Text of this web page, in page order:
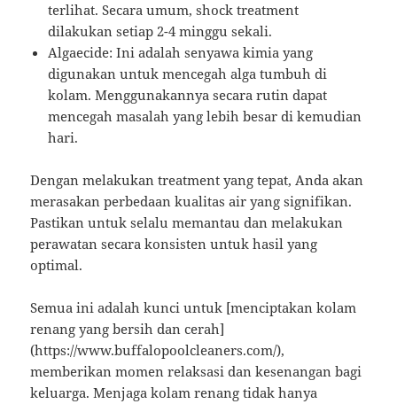
terlihat. Secara umum, shock treatment
dilakukan setiap 2-4 minggu sekali.
Algaecide: Ini adalah senyawa kimia yang
digunakan untuk mencegah alga tumbuh di
kolam. Menggunakannya secara rutin dapat
mencegah masalah yang lebih besar di kemudian
hari.
Dengan melakukan treatment yang tepat, Anda akan
merasakan perbedaan kualitas air yang signifikan.
Pastikan untuk selalu memantau dan melakukan
perawatan secara konsisten untuk hasil yang
optimal.
Semua ini adalah kunci untuk [menciptakan kolam
renang yang bersih dan cerah]
(https://www.buffalopoolcleaners.com/),
memberikan momen relaksasi dan kesenangan bagi
keluarga. Menjaga kolam renang tidak hanya